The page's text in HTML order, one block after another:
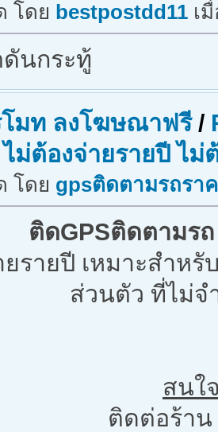
โดย bestpostdd11 เ
นกระทู้
โมท ลงโฆษณาฟรี/
ม่ต้องจ่ายรายปี ไม่
โดย gpsติดตามรถรา
ติดGPSติดตามรถ
รายปี เหมาะสำหรั
ส่วนตัว ที่ไม่จ
สนใ
ติดต่อร้าน